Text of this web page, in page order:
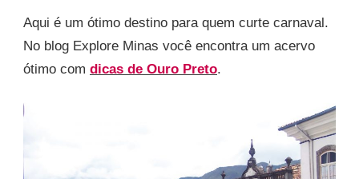
Aqui é um ótimo destino para quem curte carnaval.
No blog Explore Minas você encontra um acervo
ótimo com dicas de Ouro Preto.